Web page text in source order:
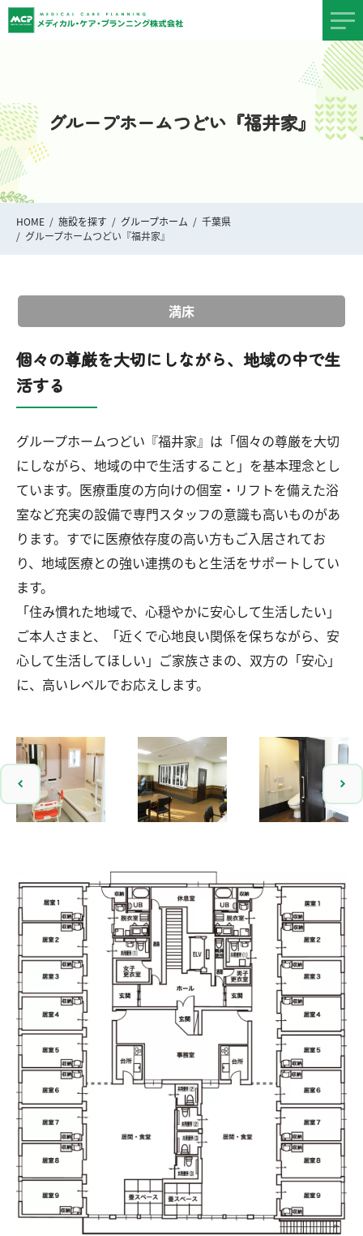
グループホームつどい『福井家』
HOME 施設を探す グループホーム
千葉県
グループホームつどい『福井家』
満床
個々の尊厳を大切にしながら、地域の中で生
活する
グループホームつどい『福井家』は「個々の尊厳を大切
にしながら、地域の中で生活すること」を基本理念とし
ています。医療重度の方向けの個室・リフトを備えた浴
室など充実の設備で専門スタッフの意識も高いものがあ
ります。すでに医療依存度の高い方もご入居されてお
り、地域医療との強い連携のもと生活をサポートしてい
ます。
「住み慣れた地域で、心穏やかに安心して生活したい」
ご本人さまと、「近くで心地良い関係を保ちながら、安
心して生活してほしい」ご家族さまの、双方の「安心」
に、高いレベルでお応えします。